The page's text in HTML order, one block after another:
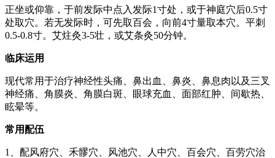
正坐或仰靠，于前发际中点入发际1寸处，或于神庭穴后0.5寸
处取穴。若无发际时，可先取百会，向前4寸量取本穴。平刺
0.5-0.8寸。艾炷灸3-5壮，或艾条灸50分钟。
临床运用
现代常用于治疗神经性头痛、鼻出血、鼻炎、鼻息肉以及三叉
神经痛、角膜炎、角膜白斑、眼球充血、面部红肿、间歇热、
眩晕等。
常用配伍
1、配风府穴、禾髎穴、风池穴、人中穴、百会穴、百劳穴治